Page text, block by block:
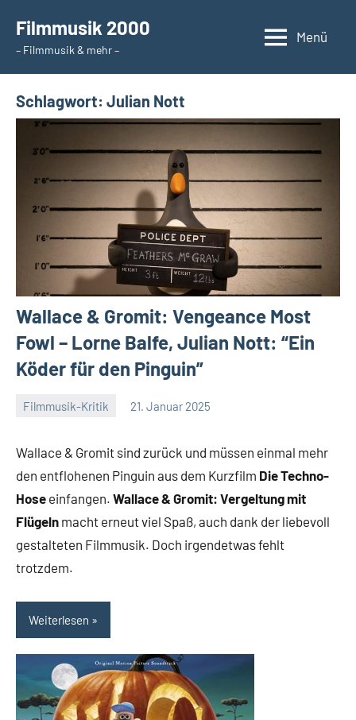
Inhalt
springen
Filmmusik 2000
– Filmmusik & mehr –
Menü
Schlagwort: Julian Nott
Wallace & Gromit: Vengeance Most
Fowl – Lorne Balfe, Julian Nott: “Ein
Köder für den Pinguin”
Filmmusik-Kritik 21. Januar 2025
Wallace & Gromit sind zurück und müssen einmal mehr
den entflohenen Pinguin aus dem Kurzfilm Die Techno-
Hose einfangen. Wallace & Gromit: Vergeltung mit
Flügeln macht erneut viel Spaß, auch dank der liebevoll
gestalteten Filmmusik. Doch irgendetwas fehlt
trotzdem.
Weiterlesen